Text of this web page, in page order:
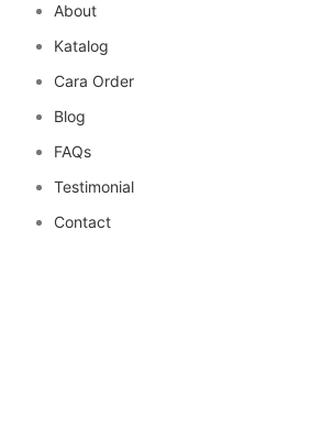
About
Katalog
Cara Order
Blog
FAQs
Testimonial
Contact